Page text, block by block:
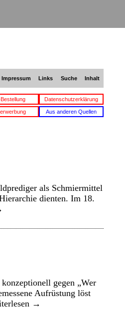
Impressum Links Suche Inhalt
Datenschutzerklärung
Aus anderen Quellen
als Schmiermittel
dienten. Im 18.
gegen „Wer
Aufrüstung löst
→